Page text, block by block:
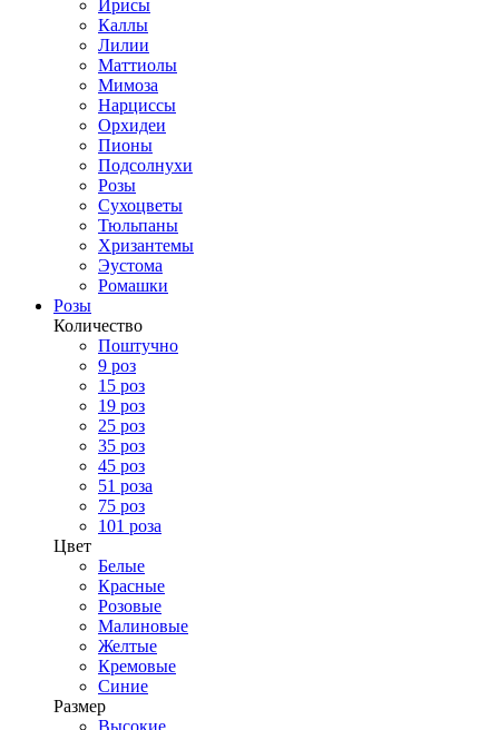
Ирисы
Каллы
Лилии
Маттиолы
Мимоза
Нарциссы
Орхидеи
Пионы
Подсолнухи
Розы
Сухоцветы
Тюльпаны
Хризантемы
Эустома
Ромашки
Розы
Количество
Поштучно
9 роз
15 роз
19 роз
25 роз
35 роз
45 роз
51 роза
75 роз
101 роза
Цвет
Белые
Красные
Розовые
Малиновые
Желтые
Кремовые
Синие
Размер
Высокие